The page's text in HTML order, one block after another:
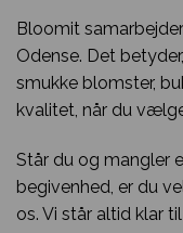
Bloomit
Odense. Det
smukke blomster,
kvalitet, når du
Står du og mangler
begivenhed, er du
os. Vi står altid klar